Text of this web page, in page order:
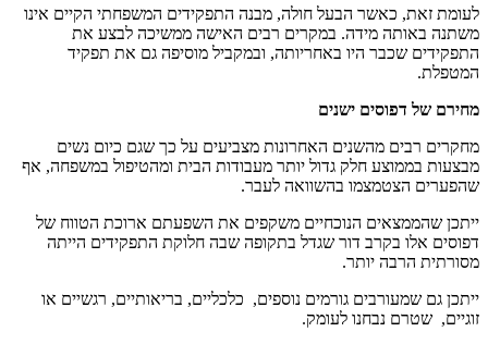
לעומת זאת, כאשר הבעל חולה, מבנה התפקידים המשפחתי הקיים אינו
משתנה באותה מידה. במקרים רבים האישה ממשיכה לבצע את
התפקידים שכבר היו באחריותה, ובמקביל מוסיפה גם את תפקיד
המטפלת.
מחירם של דפוסים ישנים
מחקרים רבים מהשנים האחרונות מצביעים על כך שגם כיום נשים
מבצעות בממוצע חלק גדול יותר מעבודות הבית ומהטיפול במשפחה, אף
שהפערים הצטמצמו בהשוואה לעבר.
ייתכן שהממצאים הנוכחיים משקפים את השפעתם ארוכת הטווח של
דפוסים אלו בקרב דור שגדל בתקופה שבה חלוקת התפקידים הייתה
מסורתית הרבה יותר.
ייתכן גם שמעורבים גורמים נוספים, כלכליים, בריאותיים, רגשיים או
זוגיים, שטרם נבחנו לעומק.